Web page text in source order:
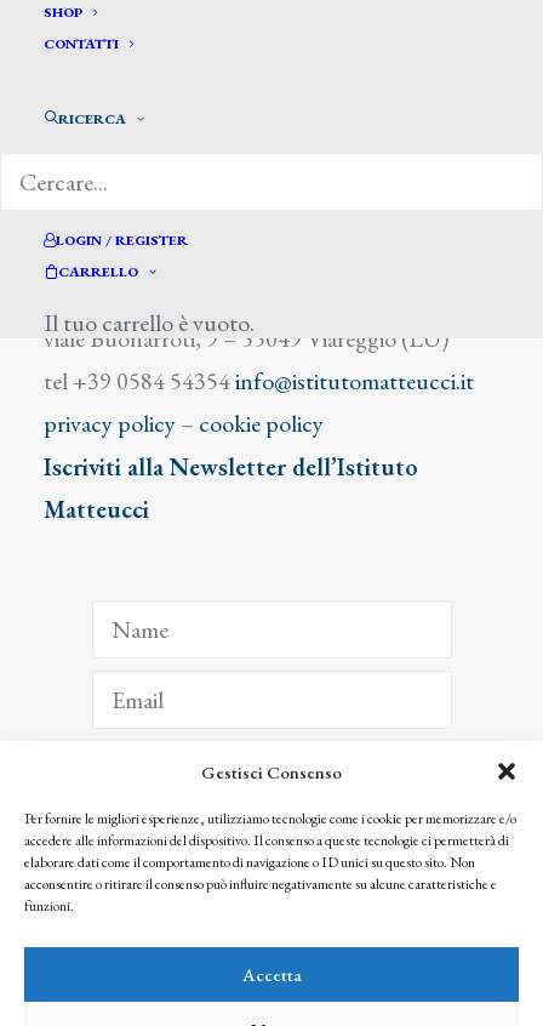
Gestisci Consenso
Per fornire le migliori esperienze, utilizziamo tecnologie come i cookie per memorizzare e/o
accedere alle informazioni del dispositivo. Il consenso a queste tecnologie ci permetterà di
elaborare dati come il comportamento di navigazione o ID unici su questo sito. Non
acconsentire o ritirare il consenso può influire negativamente su alcune caratteristiche e
funzioni.
Accetta
SHOP
CONTATTI
RICERCA
LOGIN / REGISTER
CARRELLO
Il tuo carrello è vuoto.
viale Buonarroti, 9 – 55049 Viareggio (LU)
tel +39 0584 54354info@istitutomatteucci.it
privacy policy– cookie policy
Iscriviti alla Newsletter dell’Istituto
Matteucci
ISCRIVITI
Facendo clic per iscriverti, riconosci che le tue informazioni saranno trattate
seguendo la nostra Privacy Policy
© 2025 Istituto Matteucci. All right reserved
l’autorizzazione scritta dei proprietari dei diritti e dell’Istituto Matteucci